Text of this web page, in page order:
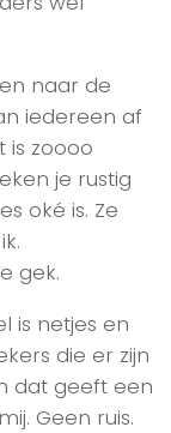
naar de
iedereen af
is zoooo
je rustig
oké is. Ze
gek.
is netjes en
die er zijn
dat geeft een
Geen ruis.